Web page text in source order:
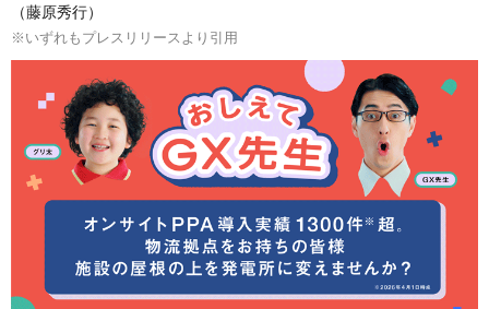
（藤原秀行）
※いずれもプレスリリースより引用